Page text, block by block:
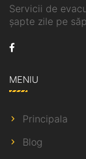
Servicii de
șapte zile pe
MENIU
Principala
Blog